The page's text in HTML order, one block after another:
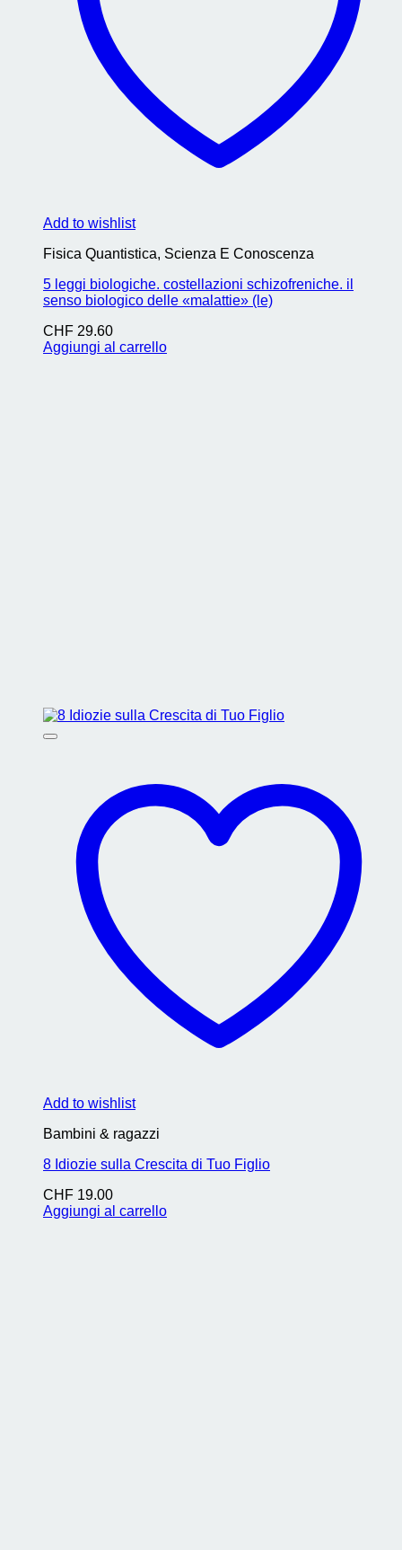
Add to wishlist
Fisica Quantistica, Scienza E Conoscenza
5 leggi biologiche. costellazioni schizofreniche. il
senso biologico delle «malattie» (le)
CHF 29.60
Aggiungi al carrello
Add to wishlist
Bambini & ragazzi
8 Idiozie sulla Crescita di Tuo Figlio
CHF 19.00
Aggiungi al carrello